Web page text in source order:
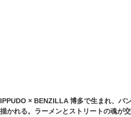
IPPUDO × BENZILLA 博多で生まれ、バ
描かれる。ラーメンとストリートの魂が